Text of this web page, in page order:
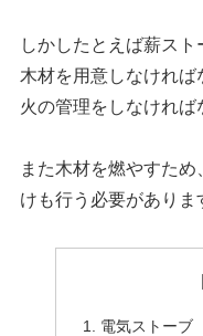
しかしたとえば薪ス
木材を用意しなけれ
火の管理をしなければ
また木材を燃やすた
けも行う必要がありま
電気ストーブ